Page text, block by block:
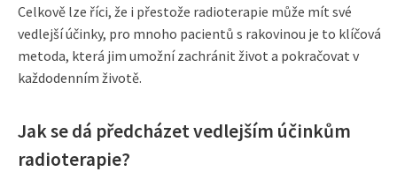
Celkově lze říci, že i přestože radioterapie může mít své
vedlejší účinky, pro mnoho pacientů s rakovinou je to klíčová
metoda, která jim umožní zachránit život a pokračovat v
každodenním životě.
Jak se dá předcházet vedlejším účinkům
radioterapie?